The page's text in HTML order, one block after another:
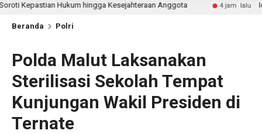
Hukum hingga Kesejahteraan Anggota 4 jam lalu Identitas
Beranda Polri
Polda Malut Laksanakan
Sterilisasi Sekolah Tempat
Kunjungan Wakil Presiden di
Ternate